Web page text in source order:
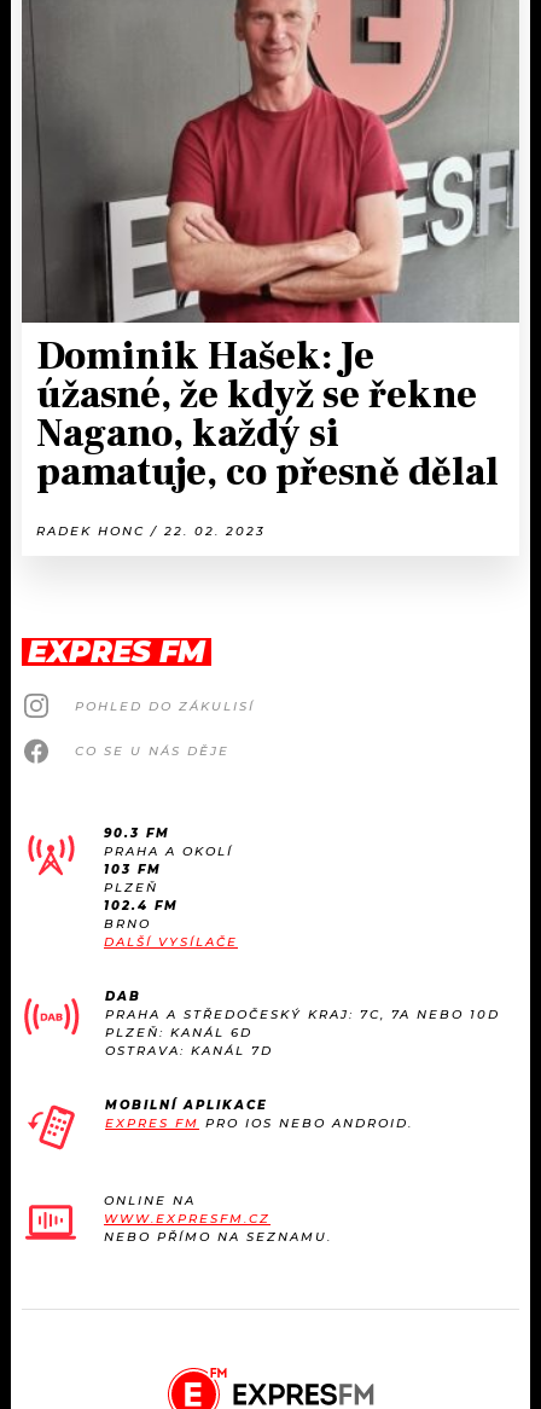
Dominik Hašek: Je
úžasné, že když se řekne
Nagano, každý si
pamatuje, co přesně dělal
RADEK HONC / 22. 02. 2023
EXPRES FM
POHLED DO ZÁKULISÍ
CO SE U NÁS DĚJE
90.3 FM
PRAHA A OKOLÍ
103 FM
PLZEŇ
102.4 FM
BRNO
DALŠÍ VYSÍLAČE
DAB
PRAHA A STŘEDOČESKÝ KRAJ: 7C, 7A NEBO 10D
PLZEŇ: KANÁL 6D
OSTRAVA: KANÁL 7D
MOBILNÍ APLIKACE
EXPRES FM PRO IOS NEBO ANDROID.
ONLINE NA
WWW.EXPRESFM.CZ
NEBO PŘÍMO NA SEZNAMU.